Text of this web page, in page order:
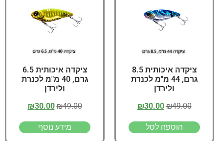
ציקדה איכותית 8.5
גרם, 44 מ"מ לכנרת
ולירדן
₪49.00
₪30.00
הוספה לסל
ציקדה איכותית 6.5
גרם, 40 מ"מ לכנרת
ולירדן
₪49.00
₪30.00
מידע נוסף